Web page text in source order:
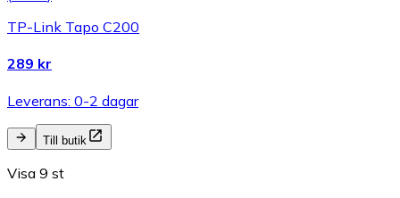
TP-Link Tapo C200
289 kr
Leverans: 0-2 dagar
Till butik
Visa 9 st